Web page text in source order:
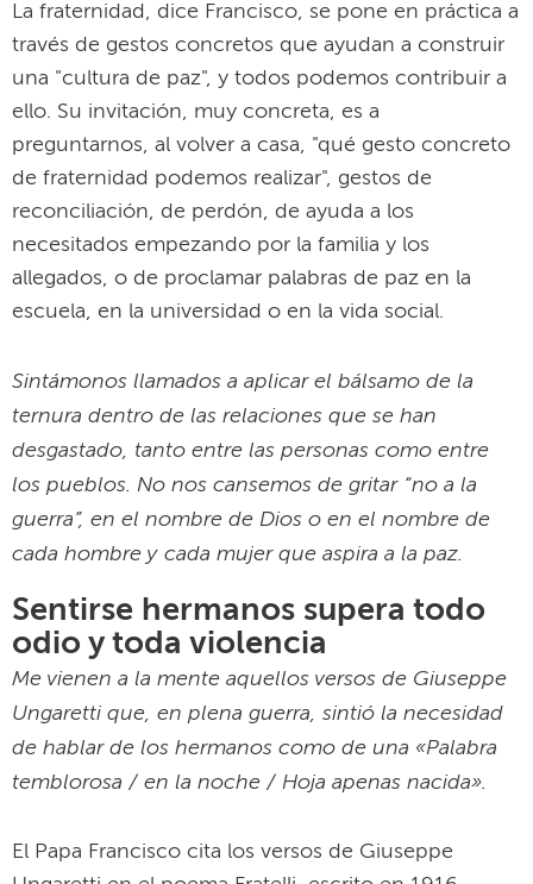
La fraternidad, dice Francisco, se pone en práctica a
través de gestos concretos que ayudan a construir
una "cultura de paz", y todos podemos contribuir a
ello. Su invitación, muy concreta, es a
preguntarnos, al volver a casa, "qué gesto concreto
de fraternidad podemos realizar", gestos de
reconciliación, de perdón, de ayuda a los
necesitados empezando por la familia y los
allegados, o de proclamar palabras de paz en la
escuela, en la universidad o en la vida social.
Sintámonos llamados a aplicar el bálsamo de la
ternura dentro de las relaciones que se han
desgastado, tanto entre las personas como entre
los pueblos. No nos cansemos de gritar “no a la
guerra”, en el nombre de Dios o en el nombre de
cada hombre y cada mujer que aspira a la paz.
Sentirse hermanos supera todo
odio y toda violencia
Me vienen a la mente aquellos versos de Giuseppe
Ungaretti que, en plena guerra, sintió la necesidad
de hablar de los hermanos como de una «Palabra
temblorosa / en la noche / Hoja apenas nacida».
El Papa Francisco cita los versos de Giuseppe